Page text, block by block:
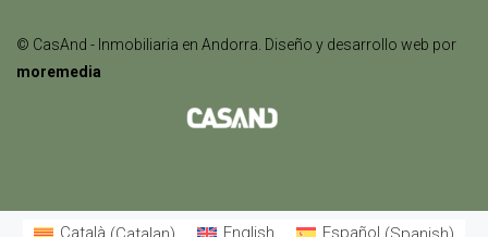
© CasAnd - Inmobiliaria en Andorra. Diseño y desarrollo web por
moremedia
Català (Catalan) English Español (Spanish)